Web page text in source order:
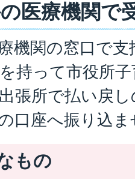
医療機関で
機関の窓口で
持って市役所
張所で払い戻
口座へ振り込
もの